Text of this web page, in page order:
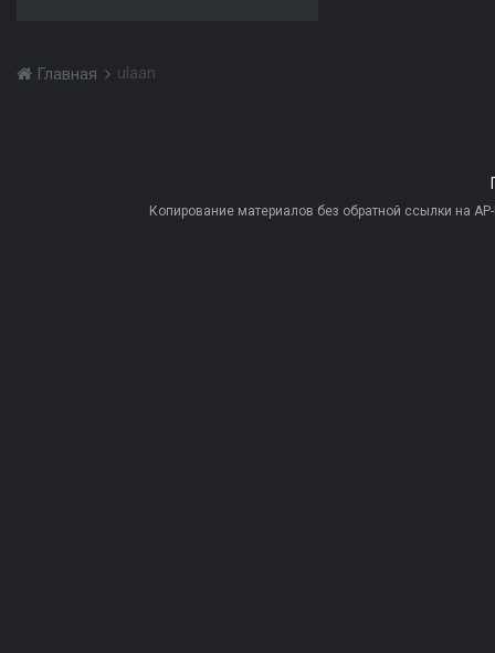
Главная ulaan
Копирование материалов без обратной ссылки на